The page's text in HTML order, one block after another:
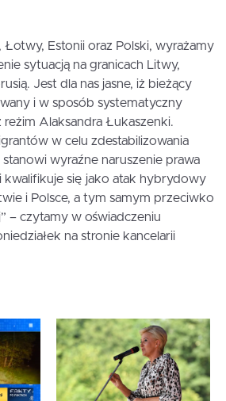
Łotwy, Estonii oraz Polski, wyrażamy
sytuacją na granicach Litwy,
Jest dla nas jasne, iż bieżący
i w sposób systematyczny
Alaksandra Łukaszenki.
w celu zdestabilizowania
wyraźne naruszenie prawa
się jako atak hybrydowy
i Polsce, a tym samym przeciwko
– czytamy w oświadczeniu
na stronie kancelarii